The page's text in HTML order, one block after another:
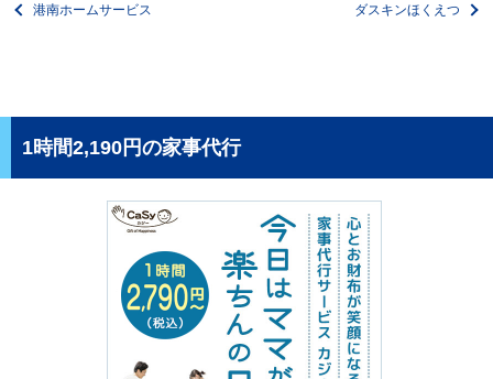
港南ホームサービス ダスキンほくえつ
1時間2,190円の家事代行